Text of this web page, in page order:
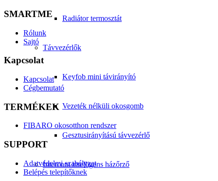
Radiátor termosztát
Távvezérlők
Keyfob mini távirányító
Vezeték nélküli okosgomb
Gesztusirányítású távvezérlő
Intercom intelligens házőrző
SMARTME
Rólunk
Sajtó
Kapcsolat
Kapcsolat
Cégbemutató
TERMÉKEK
FIBARO okosotthon rendszer
SUPPORT
Adatvédelmi szabályzat
Belépés telepítőknek